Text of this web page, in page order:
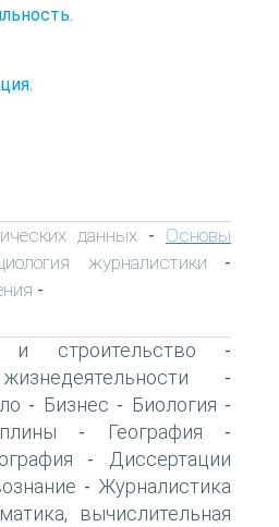
данных - Основы
журналистики -
-
и строительство -
-
- Бизнес - Биология -
- География -
-
Диссертации
- Журналистика
вычислительная